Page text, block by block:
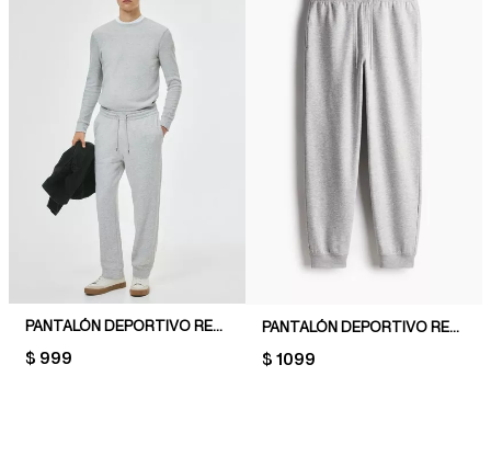
PANTALÓN DEPORTIVO REGULAR FIT
PRICE:
$ 999
PANTALÓN DEPORTIVO REGULAR FIT
PRICE:
$ 1099